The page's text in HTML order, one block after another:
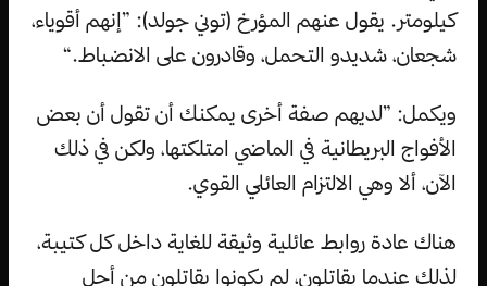
كيلومتر. يقول عنهم المؤرخ (توني جولد): ”إنهم أقوياء،
شجعان، شديدو التحمل، وقادرون على الانضباط.“
ويكمل: ”لديهم صفة أخرى يمكنك أن تقول أن بعض
الأفواج البريطانية في الماضي امتلكتها، ولكن في ذلك
الآن، ألا وهي الالتزام العائلي القوي.
هناك عادة روابط عائلية وثيقة للغاية داخل كل كتيبة،
لذلك عندما يقاتلون، لم يكونوا يقاتلون من أجل